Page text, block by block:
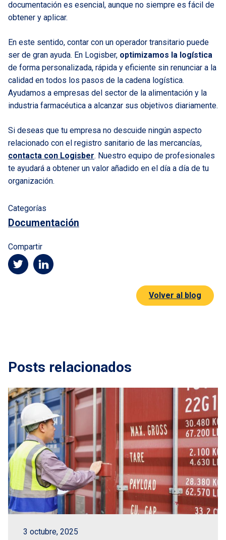
internacional
de aduanas
documentación es esencial, aunque no siempre es fácil de
obtener y aplicar.
En este sentido, contar con un operador transitario puede
ser de gran ayuda. En Logisber, optimizamos la logística
de forma personalizada, rápida y eficiente sin renunciar a la
calidad en todos los pasos de la cadena logística.
Ayudamos a empresas del sector de la alimentación y la
industria farmacéutica a alcanzar sus objetivos diariamente.
Si deseas que tu empresa no descuide ningún aspecto
relacionado con el registro sanitario de las mercancías,
contacta con Logisber. Nuestro equipo de profesionales
te ayudará a obtener un valor añadido en el día a día de tu
organización.
Categorías
Documentación
Compartir
Volver al blog
Posts relacionados
3 octubre, 2025